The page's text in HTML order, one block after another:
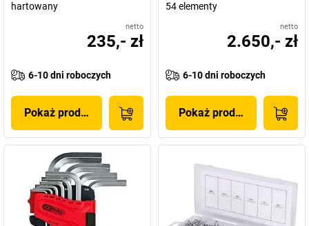
hartowany
netto
235,- zł
6-10 dni roboczych
Pokaż produkt
54 elementy
netto
2.650,- zł
6-10 dni roboczych
Pokaż produkt